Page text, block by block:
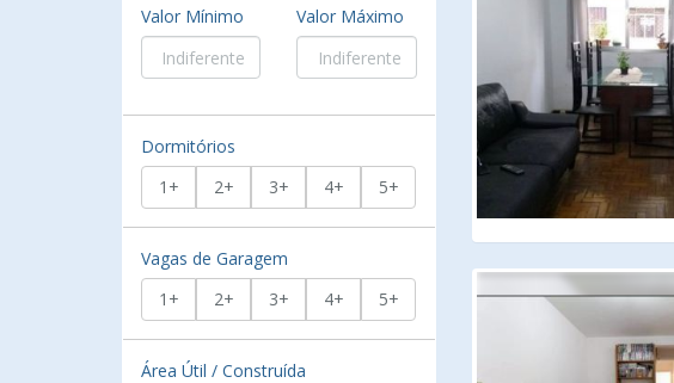
Valor Mínimo Valor Máximo
Dormitórios
1+
2+ 3+ 4+ 5+
Vagas de Garagem
1+
2+ 3+ 4+ 5+
Área Útil / Construída